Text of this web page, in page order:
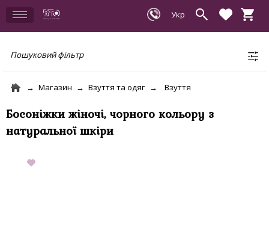
Пошуковий фільтр
Магазин Взуття та одяг Взуття
Босоніжки жіночі, чорного кольору з
натуральної шкіри